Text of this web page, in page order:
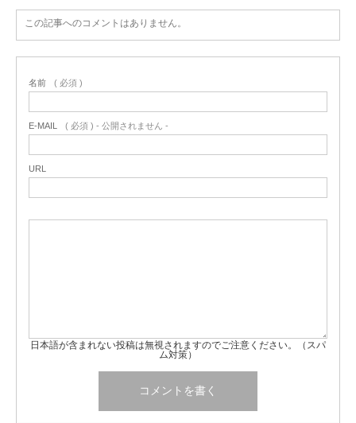
この記事へのコメントはありません。
名前 ( 必須 )
E-MAIL ( 必須 ) - 公開されません -
URL
日本語が含まれない投稿は無視されますのでご注意ください。（スパ
ム対策）